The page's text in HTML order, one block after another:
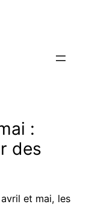
:
des
et mai, les